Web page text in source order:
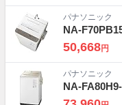
パナソニック
NA-
50,668円
パナソニック
NA-